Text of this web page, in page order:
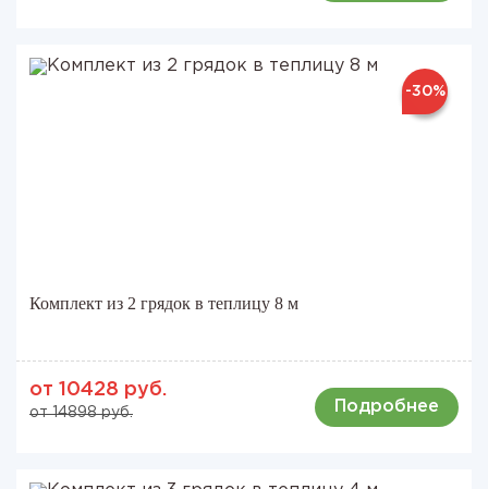
-30%
Комплект из 2 грядок в теплицу 8 м
от 10428 руб.
от 14898 руб. Подробнее